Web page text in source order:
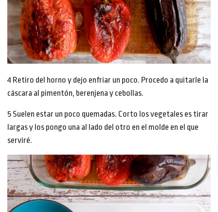
4 Retiro del horno y dejo enfriar un poco. Procedo a quitarle la
cáscara al pimentón, berenjena y cebollas.
5 Suelen estar un poco quemadas. Corto los vegetales es tirar
largas y los pongo una al lado del otro en el molde en el que
serviré.